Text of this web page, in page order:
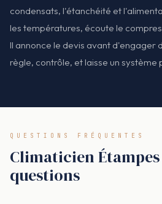
condensats, l'étanchéité et
les températures, écoute le
Il annonce le devis avant d'engager
règle, contrôle, et laisse un système
QUESTIONS FRÉQUENTES
Climaticien
questions